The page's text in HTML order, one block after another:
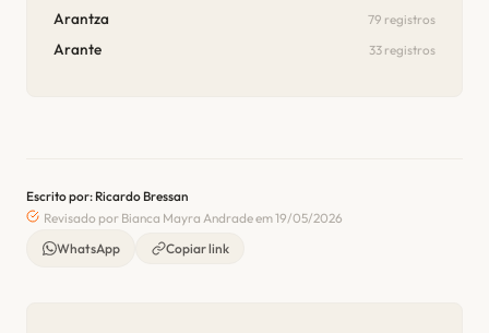
Arantza 79 registros
Arante 33 registros
Escrito por: Ricardo Bressan
Revisado por Bianca Mayra Andrade em 19/05/2026
WhatsApp
Copiar link